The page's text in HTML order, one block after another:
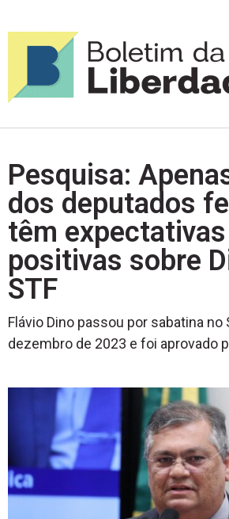
Pesquisa:
dos deputados
têm expectativas
positivas sobre
STF
Flávio Dino passou por sabatina no
dezembro de 2023 e foi aprovado